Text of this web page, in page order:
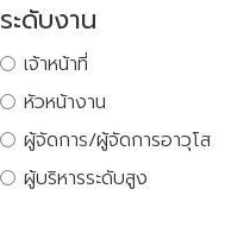
ระดับงาน
เจ้าหน้าที่
หัวหน้างาน
ผู้จัดการ/ผู้จัดการอาวุโส
ผู้บริหารระดับสูง